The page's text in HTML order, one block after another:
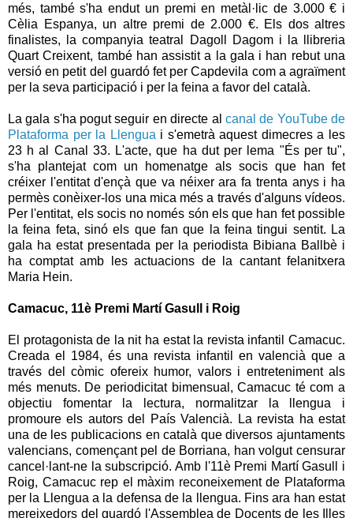
més, també s'ha endut un premi en metàl·lic de 3.000 € i
Cèlia Espanya, un altre premi de 2.000 €. Els dos altres
finalistes, la companyia teatral Dagoll Dagom i la llibreria
Quart Creixent, també han assistit a la gala i han rebut una
versió en petit del guardó fet per Capdevila com a agraïment
per la seva participació i per la feina a favor del català.
La gala s'ha pogut seguir en directe al canal de YouTube de
Plataforma per la Llengua i s'emetrà aquest dimecres a les
23 h al Canal 33. L'acte, que ha dut per lema "És per tu",
s'ha plantejat com un homenatge als socis que han fet
créixer l'entitat d'ençà que va néixer ara fa trenta anys i ha
permès conèixer-los una mica més a través d'alguns vídeos.
Per l'entitat, els socis no només són els que han fet possible
la feina feta, sinó els que fan que la feina tingui sentit. La
gala ha estat presentada per la periodista Bibiana Ballbè i
ha comptat amb les actuacions de la cantant felanitxera
Maria Hein.
Camacuc, 11è Premi Martí Gasull i Roig
El protagonista de la nit ha estat la revista infantil Camacuc.
Creada el 1984, és una revista infantil en valencià que a
través del còmic ofereix humor, valors i entreteniment als
més menuts. De periodicitat bimensual, Camacuc té com a
objectiu fomentar la lectura, normalitzar la llengua i
promoure els autors del País Valencià. La revista ha estat
una de les publicacions en català que diversos ajuntaments
valencians, començant pel de Borriana, han volgut censurar
cancel·lant-ne la subscripció. Amb l'11è Premi Martí Gasull i
Roig, Camacuc rep el màxim reconeixement de Plataforma
per la Llengua a la defensa de la llengua. Fins ara han estat
mereixedors del guardó l'Assemblea de Docents de les Illes